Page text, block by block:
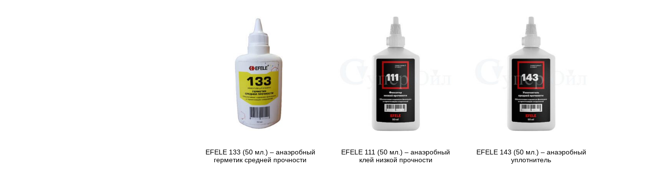
EFELE 133 (50 мл.) – анаэробный
герметик средней прочности
EFELE 111 (50 мл.) – анаэробный
клей низкой прочности
EFELE 143 (50 мл.) – анаэробный
уплотнитель